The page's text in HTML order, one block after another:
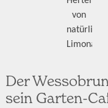
von
natürlicher
Limonade.
Der
sein Garten-